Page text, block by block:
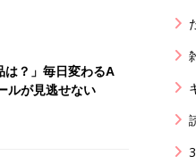
は？」毎日変わるA
ルが見逃せない